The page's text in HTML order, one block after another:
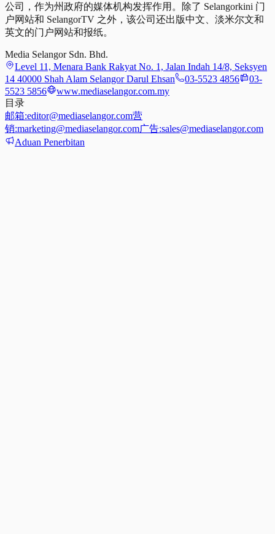
公司，作为州政府的媒体机构发挥作用。除了 Selangorkini 门
户网站和 SelangorTV 之外，该公司还出版中文、淡米尔文和
英文的门户网站和报纸。
Media Selangor Sdn. Bhd.
Level 11, Menara Bank Rakyat No. 1, Jalan Indah 14/8, Seksyen
14 40000 Shah Alam Selangor Darul Ehsan
03-5523 4856
03-
5523 5856
www.mediaselangor.com.my
目录
邮箱:editor@mediaselangor.com营
销:marketing@mediaselangor.com广告:sales@mediaselangor.com
Aduan Penerbitan